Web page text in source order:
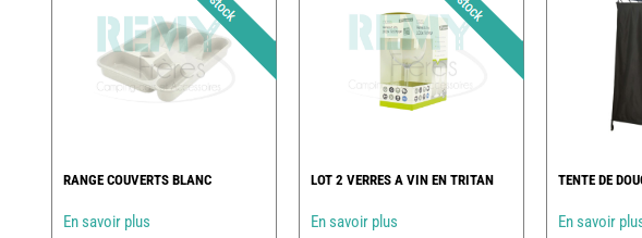
RANGE COUVERTS BLANC
En savoir plus
LOT 2 VERRES A VIN EN TRITAN
En savoir plus
TENTE DE
En savoir